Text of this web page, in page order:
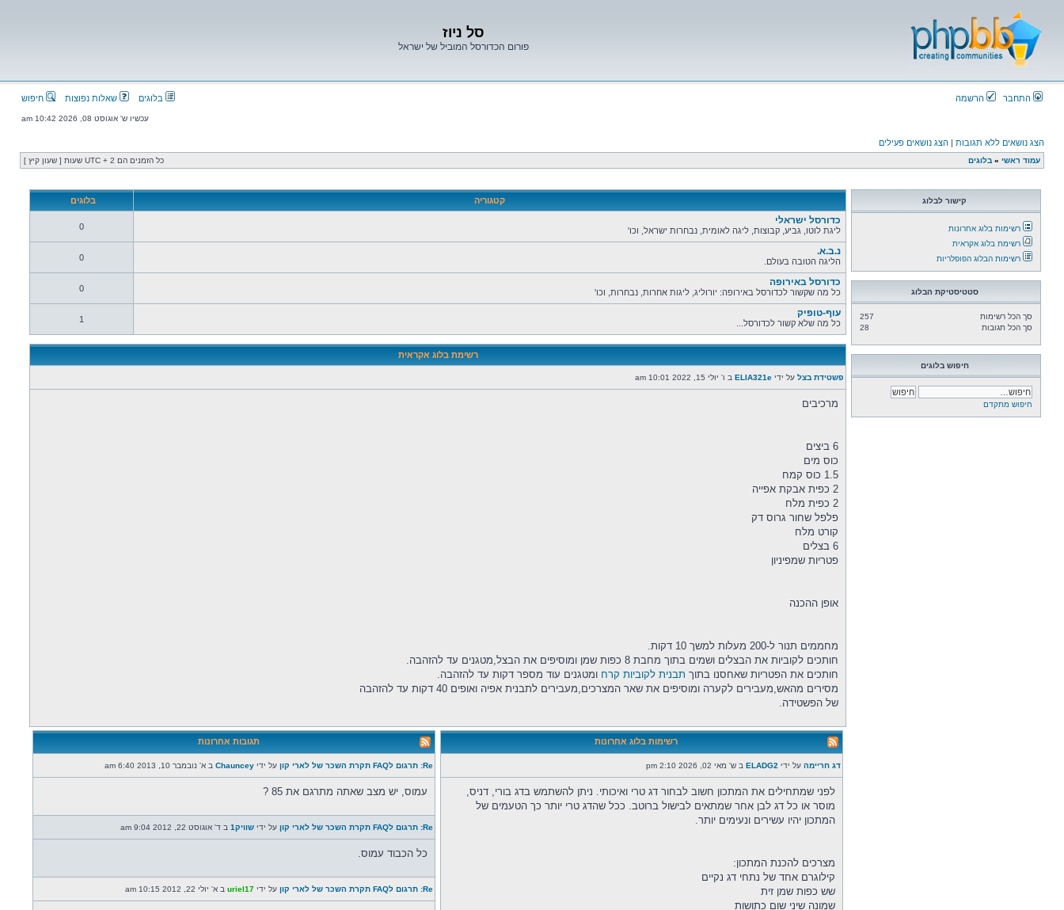
סל ניוז
פורום הכדורסל המוביל של ישראל
התחבר הרשמה בלוגים שאלות נפוצות חיפוש
עכשיו ש' אוגוסט 08, 2026 10:42 am
הצג נושאים ללא תגובות | הצג נושאים פעילים
עמוד ראשי » בלוגים כל הזמנים הם UTC + 2 שעות [ שעון קיץ ]
קישור לבלוג
רשימות בלוג אחרונות
רשימת בלוג אקראית
רשימות הבלוג הפופלריות
סטטיסטיקת הבלוג
257
סך הכל רשימות
28
סך הכל תגובות
חיפוש בלוגים
חיפוש מתקדם
קטגוריה בלוגים
כדורסל ישראלי
ליגת לוטו, גביע, קבוצות, ליגה לאומית, נבחרות ישראל, וכו' 0
נ.ב.א.
הליגה הטובה בעולם. 0
כדורסל באירופה
כל מה שקשור לכדורסל באירופה: יורוליג, ליגות אחרות, נבחרות, וכו' 0
עוף-טופיק
כל מה שלא קשור לכדורסל... 1
רשימת בלוג אקראית
פשטידת בצל על ידי ELIA321e ב ו' יולי 15, 2022 10:01 am
מרכיבים
6 ביצים
כוס מים
1.5 כוס קמח
2 כפית אבקת אפייה
2 כפית מלח
פלפל שחור גרוס דק
קורט מלח
6 בצלים
פטריות שמפיניון
אופן ההכנה
מחממים תנור ל-200 מעלות למשך 10 דקות.
חותכים לקוביות את הבצלים ושמים בתוך מחבת 8 כפות שמן ומוסיפים את הבצל,מטגנים עד להזהבה.
חותכים את הפטריות שאחסנו בתוך תבנית לקוביות קרח ומטגנים עוד מספר דקות עד להזהבה.
מסירים מהאש,מעבירים לקערה ומוסיפים את שאר המצרכים,מעבירים לתבנית אפיה ואופים 40 דקות עד להזהבה
של הפשטידה.
רשימות בלוג אחרונות
דג חריימה על ידי ELADG2 ב ש' מאי 02, 2026 2:10 pm
לפני שמתחילים את המתכון חשוב לבחור דג טרי ואיכותי. ניתן להשתמש בדג בורי, דניס,
מוסר או כל דג לבן אחר שמתאים לבישול ברוטב. ככל שהדג טרי יותר כך הטעמים של
המתכון יהיו עשירים ונעימים יותר.
מצרכים להכנת המתכון:
קילוגרם אחד של נתחי דג נקיים
שש כפות שמן זית
שמונה שיני שום כתושות
תגובות אחרונות
Re: תרגום לFAQ תקרת השכר של לארי קון על ידי Chauncey ב א' נובמבר 10, 2013 6:40 am
עמוס, יש מצב שאתה מתרגם את 85 ?
Re: תרגום לFAQ תקרת השכר של לארי קון על ידי שוויק1 ב ד' אוגוסט 22, 2012 9:04 am
כל הכבוד עמוס.
Re: תרגום לFAQ תקרת השכר של לארי קון על ידי uriel17 ב א' יולי 22, 2012 10:15 am